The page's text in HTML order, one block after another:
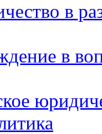
в
в